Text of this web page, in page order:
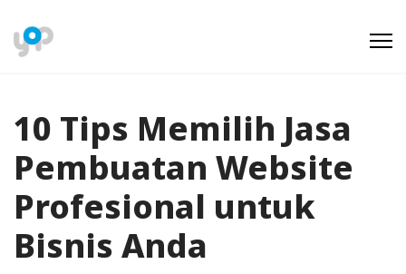
10 Tips Memilih Jasa
Pembuatan Website
Profesional untuk
Bisnis Anda